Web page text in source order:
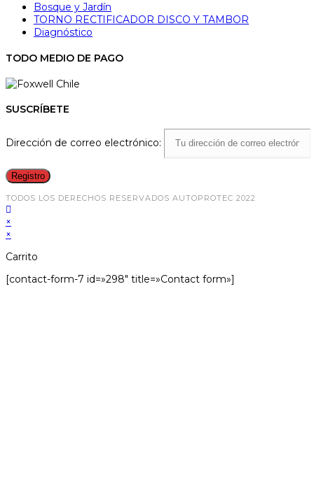
Bosque y Jardín
TORNO RECTIFICADOR DISCO Y TAMBOR
Diagnóstico
TODO MEDIO DE PAGO
SUSCRÍBETE
Dirección de correo electrónico:
TODOS LOS DERECHOS RESERVADOS AUTOPROTEC 2022
×
×
Carrito
[contact-form-7 id=»298″ title=»Contact form»]